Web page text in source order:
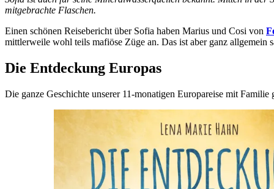
mitgebrachte Flaschen.
Einen schönen Reisebericht über Sofia haben Marius und Cosi von
mittlerweile wohl teils mafiöse Züge an. Das ist aber ganz
Die Entdeckung Europas
Die ganze Geschichte unserer 11-monatigen Europareise mit